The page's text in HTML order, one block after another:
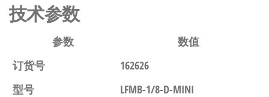
技术参数
参数
数值
订货号
162626
型号
LFMB-1/8-D-MINI